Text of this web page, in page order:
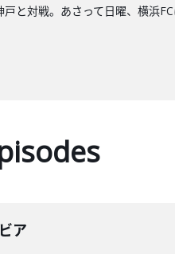
と対戦。あさって日曜、横浜
ア